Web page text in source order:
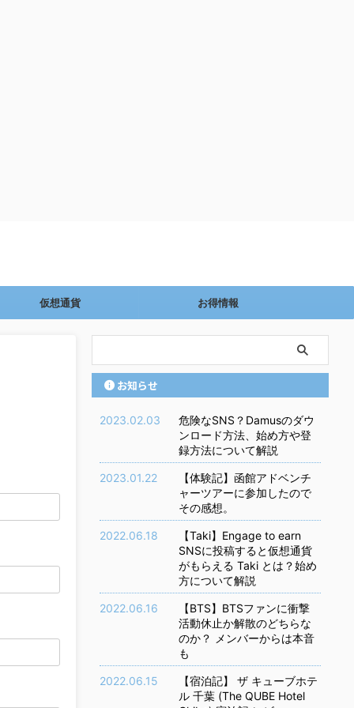
仮想通貨 お得情報
お知らせ
2023.02.03
危険なSNS？Damusのダウ
ンロード方法、始め方や登
録方法について解説
2023.01.22
【体験記】函館アドベンチ
ャーツアーに参加したので
その感想。
2022.06.18
【Taki】Engage to earn
SNSに投稿すると仮想通貨
がもらえる Taki とは？始め
方について解説
2022.06.16
【BTS】BTSファンに衝撃
活動休止か解散のどちらな
のか？ メンバーからは本音
も
2022.06.15
【宿泊記】 ザ キューブホテ
ル 千葉 (The QUBE Hotel